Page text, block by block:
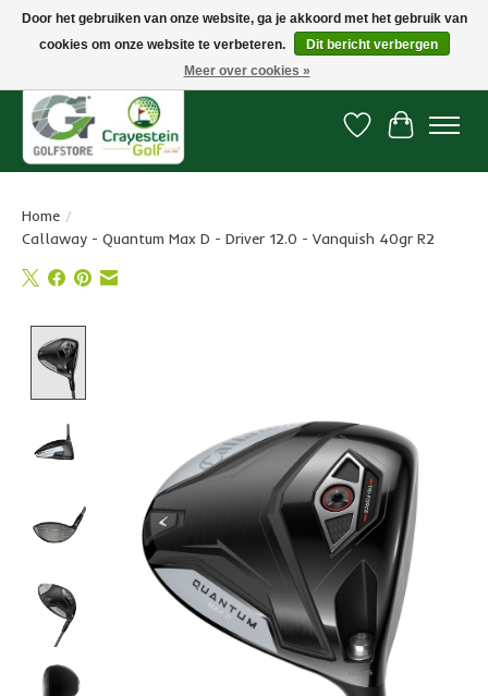
Snelle levering, gratis vanaf € 100. Onze oncourse Golfshop in Dordrecht is
Verlanglijst
Home /
Callaway - Quantum Max D - Driver 12.0 - Vanquish 40gr R2
Door het gebruiken van onze website, ga je akkoord met het gebruik van
cookies om onze website te verbeteren.
Dit bericht verbergen
Meer over cookies »